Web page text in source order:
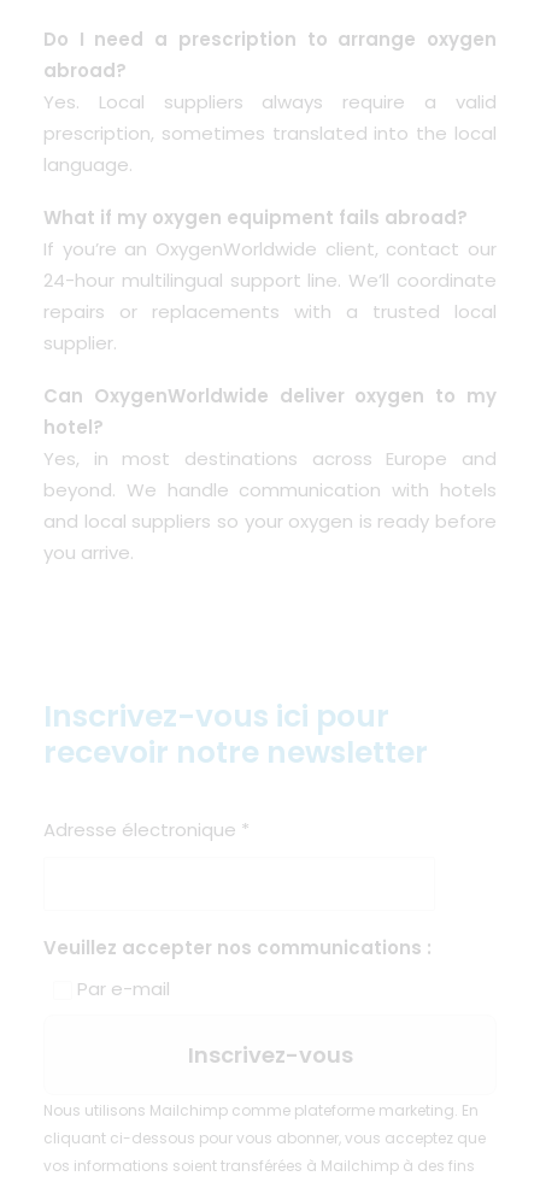
Do I need a prescription to arrange oxygen
abroad?
Yes. Local suppliers always require a valid
prescription, sometimes translated into the local
language.
What if my oxygen equipment fails abroad?
If you’re an OxygenWorldwide client, contact our
24-hour multilingual support line. We’ll coordinate
repairs or replacements with a trusted local
supplier.
Can OxygenWorldwide deliver oxygen to my
hotel?
Yes, in most destinations across Europe and
beyond. We handle communication with hotels
and local suppliers so your oxygen is ready before
you arrive.
Inscrivez-vous ici pour
recevoir notre newsletter
Adresse électronique *
Veuillez accepter nos communications :
Par e-mail
Nous utilisons Mailchimp comme plateforme marketing. En
cliquant ci-dessous pour vous abonner, vous acceptez que
vos informations soient transférées à Mailchimp à des fins